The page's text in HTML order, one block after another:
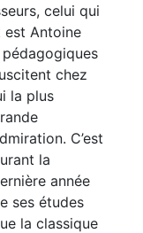
celui qui
est Antoine
giques
chez
la plus
C’est
la
année
ses études
la classique